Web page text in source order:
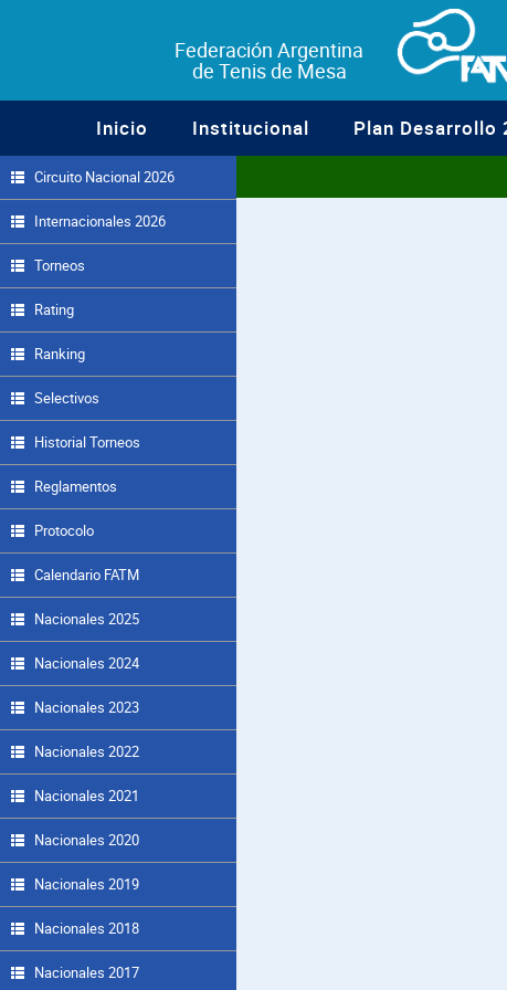
Federación Argentina
de Tenis de Mesa
Inicio Institucional Plan Desarrollo
Circuito Nacional 2026
Internacionales 2026
Torneos
Rating
Ranking
Selectivos
Historial Torneos
Reglamentos
Protocolo
Calendario FATM
Nacionales 2025
Nacionales 2024
Nacionales 2023
Nacionales 2022
Nacionales 2021
Nacionales 2020
Nacionales 2019
Nacionales 2018
Nacionales 2017